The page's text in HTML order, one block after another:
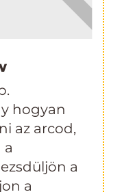
hogyan
az arcod,
a
a
a